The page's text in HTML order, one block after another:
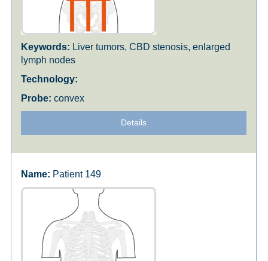
Liver tumors, CBD stenosis, enlarged
lymph nodes
convex
Details
Patient 149